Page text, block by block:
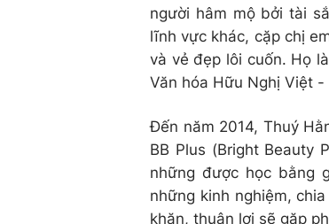
người hâm mộ bởi tài
lĩnh vực khác, cặp chị
và vẻ đẹp lôi cuốn. Họ
Văn hóa Hữu Nghị Việt -
Đến năm 2014, Thuý
BB Plus (Bright Beauty
những được học bằng
những kinh nghiệm,
khăn, thuận lợi sẽ gặp